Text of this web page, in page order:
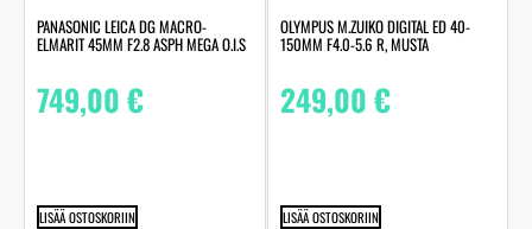
PANASONIC LEICA DG MACRO-
ELMARIT 45MM F2.8 ASPH MEGA O.I.S
749,00€
LISÄÄ OSTOSKORIIN
OLYMPUS M.ZUIKO DIGITAL ED 40-
150MM F4.0-5.6 R, MUSTA
249,00€
LISÄÄ OSTOSKORIIN